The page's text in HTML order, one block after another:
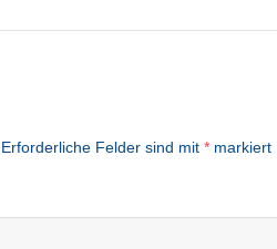
Erforderliche Felder sind mit * markiert